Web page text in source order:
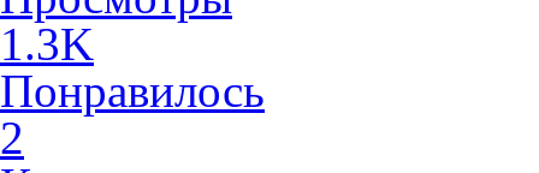
1.3K
Понравилось
2